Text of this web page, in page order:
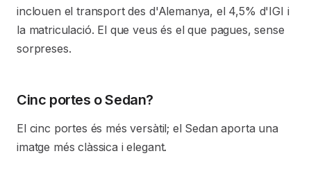
inclouen el transport des d'Alemanya, el 4,5% d'IGI i
la matriculació. El que veus és el que pagues, sense
sorpreses.
Cinc portes o Sedan?
El cinc portes és més versàtil; el Sedan aporta una
imatge més clàssica i elegant.